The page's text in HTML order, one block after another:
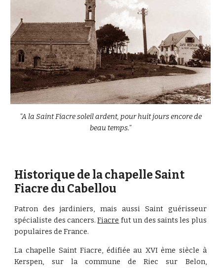
"A la Saint Fiacre soleil ardent, pour huit jours encore de
beau temps."
Historique de la chapelle Saint
Fiacre du Cabellou
Patron des jardiniers, mais aussi Saint guérisseur
spécialiste des cancers.Fiacre fut un des saints les plus
populaires de France.
La chapelle Saint Fiacre, édifiée au XVI ème siècle à
Kerspen, sur la commune de Riec sur Belon,